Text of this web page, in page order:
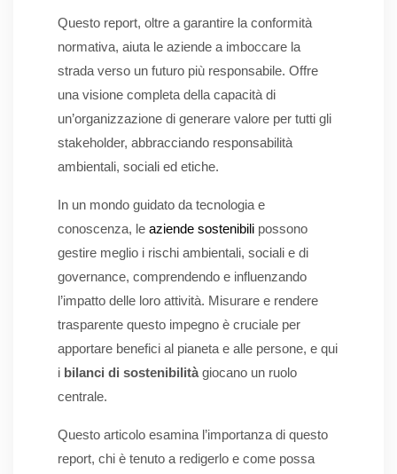
Questo report, oltre a garantire la conformità
normativa, aiuta le aziende a imboccare la
strada verso un futuro più responsabile. Offre
una visione completa della capacità di
un’organizzazione di generare valore per tutti gli
stakeholder, abbracciando responsabilità
ambientali, sociali ed etiche.
In un mondo guidato da tecnologia e
conoscenza, le aziende sostenibili possono
gestire meglio i rischi ambientali, sociali e di
governance, comprendendo e influenzando
l’impatto delle loro attività. Misurare e rendere
trasparente questo impegno è cruciale per
apportare benefici al pianeta e alle persone, e qui
i bilanci di sostenibilità giocano un ruolo
centrale.
Questo articolo esamina l’importanza di questo
report, chi è tenuto a redigerlo e come possa